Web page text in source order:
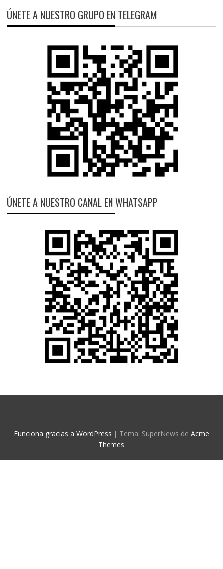
ÚNETE A NUESTRO GRUPO EN TELEGRAM
ÚNETE A NUESTRO CANAL EN WHATSAPP
Funciona gracias a WordPress | Tema: SuperNews de Acme
Themes